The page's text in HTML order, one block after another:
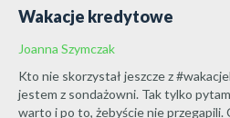
Wakacje kredytowe
Joanna Szymczak
Kto nie skorzystał jeszcze z
jestem z sondażowni. Tak tylko
warto i po to, żebyście nie przegapili.